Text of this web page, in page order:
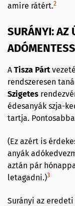
amire rátért.2
SURÁNYI: AZ
A Tisza Párt
rendszeresen
Szigetes
édesanyák szja-
tartja.
(Ez azért is
anyák
aztán pár
letagadni.)3
Surányi az